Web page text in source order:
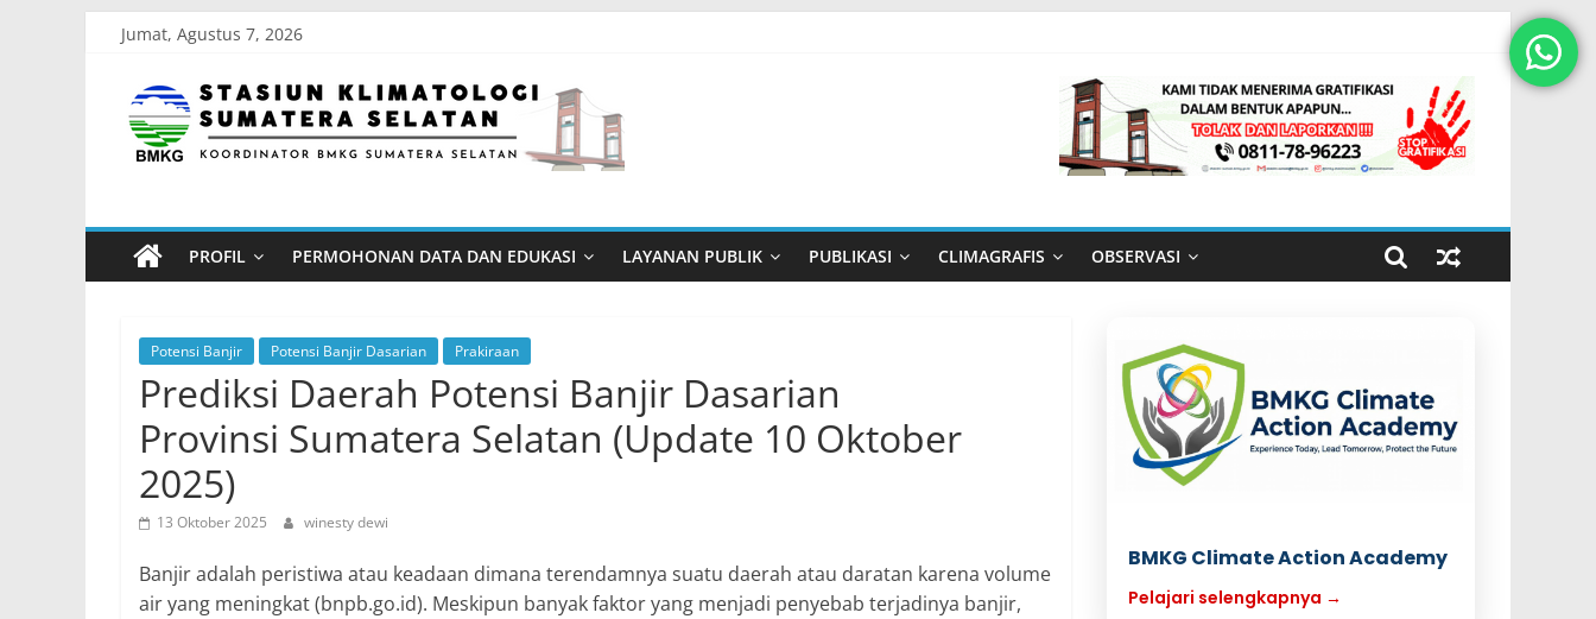
content
Jumat, Agustus 7, 2026
Stasiun
Klimatologi
Sumatera
Selatan
Koordinator
BMKG
Sumatera
Selatan
PROFIL PERMOHONAN DATA DAN EDUKASI LAYANAN PUBLIK PUBLIKASI CLIMAGRAFIS OBSERVASI
Potensi Banjir Potensi Banjir Dasarian Prakiraan
Prediksi Daerah Potensi Banjir Dasarian
Provinsi Sumatera Selatan (Update 10 Oktober
2025)
13 Oktober 2025 winesty dewi
Banjir adalah peristiwa atau keadaan dimana terendamnya suatu daerah atau daratan karena volume
air yang meningkat (bnpb.go.id). Meskipun banyak faktor yang menjadi penyebab terjadinya banjir,
BMKG Climate Action Academy
Pelajari selengkapnya →